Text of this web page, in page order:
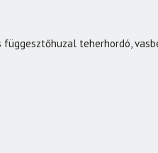
teherhordó,